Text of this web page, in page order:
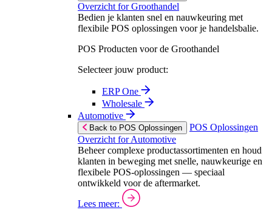
Overzicht for Groothandel
Bedien je klanten snel en nauwkeuring met
flexibile POS oplossingen voor je handelsbalie.
POS Producten voor de Groothandel
Selecteer jouw product:
ERP One
Wholesale
Automotive
Back to POS Oplossingen
POS Oplossingen
Overzicht for Automotive
Beheer complexe productassortimenten en houd
klanten in beweging met snelle, nauwkeurige en
flexibele POS-oplossingen — speciaal
ontwikkeld voor de aftermarket.
Lees meer: